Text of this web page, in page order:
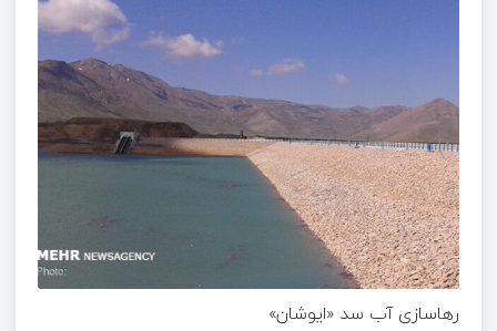
رهاسازی آب سد «ایوشان»